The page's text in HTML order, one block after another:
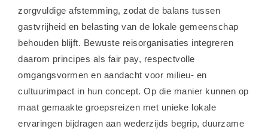
zorgvuldige afstemming, zodat de balans tussen
gastvrijheid en belasting van de lokale gemeenschap
behouden blijft. Bewuste reisorganisaties integreren
daarom principes als fair pay, respectvolle
omgangsvormen en aandacht voor milieu- en
cultuurimpact in hun concept. Op die manier kunnen op
maat gemaakte groepsreizen met unieke lokale
ervaringen bijdragen aan wederzijds begrip, duurzame